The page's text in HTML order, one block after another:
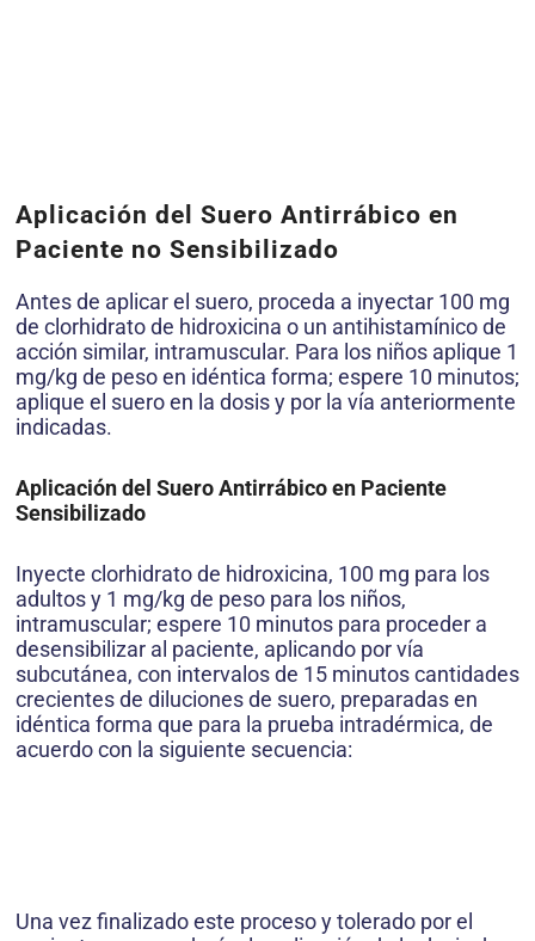
Aplicación del Suero Antirrábico en
Paciente no Sensibilizado
Antes de aplicar el suero, proceda a inyectar 100 mg
de clorhidrato de hidroxicina o un antihistamínico de
acción similar, intramuscular. Para los niños aplique 1
mg/kg de peso en idéntica forma; espere 10 minutos;
aplique el suero en la dosis y por la vía anteriormente
indicadas.
Aplicación del Suero Antirrábico en Paciente
Sensibilizado
Inyecte clorhidrato de hidroxicina, 100 mg para los
adultos y 1 mg/kg de peso para los niños,
intramuscular; espere 10 minutos para proceder a
desensibilizar al paciente, aplicando por vía
subcutánea, con intervalos de 15 minutos cantidades
crecientes de diluciones de suero, preparadas en
idéntica forma que para la prueba intradérmica, de
acuerdo con la siguiente secuencia:
Una vez finalizado este proceso y tolerado por el